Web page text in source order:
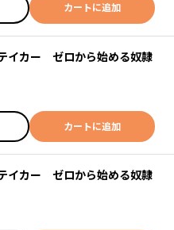
カートに追加
イカー ゼロから始める奴隷
カートに追加
イカー ゼロから始める奴隷